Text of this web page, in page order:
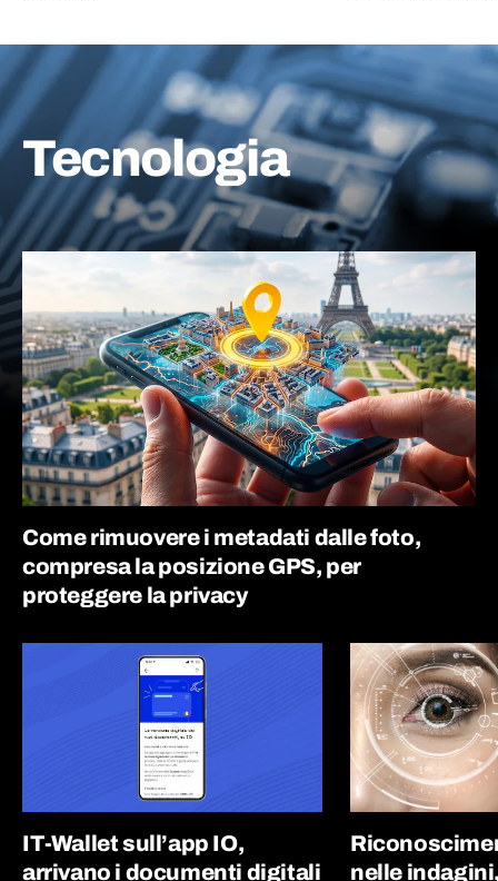
Tecnologia
Come rimuovere i metadati dalle foto,
compresa la posizione GPS, per
proteggere la privacy
IT-Wallet sull’app IO,
arrivano i documenti digitali
nelle